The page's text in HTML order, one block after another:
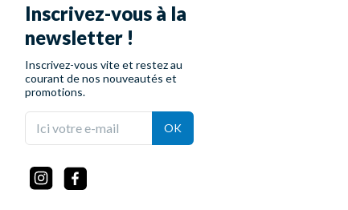
Inscrivez-vous à la
newsletter !
Inscrivez-vous vite et restez au
courant de nos nouveautés et
promotions.